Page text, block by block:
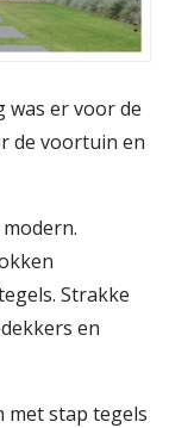
was er voor de
de voortuin en
Strakke
en
met stap tegels